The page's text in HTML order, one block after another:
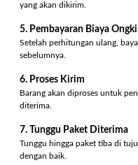
yang akan dikirim.
5. Pembayaran Biaya
Setelah perhitungan ulang,
sebelumnya.
6. Proses Kirim
Barang akan diproses untuk
diterima.
7. Tunggu Paket Diterima
Tunggu hingga paket tiba di
dengan baik.